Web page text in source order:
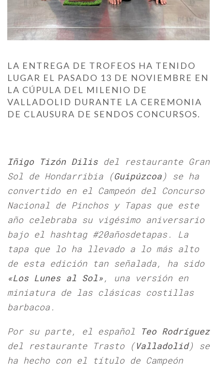
LA ENTREGA DE TROFEOS HA TENIDO
LUGAR EL PASADO 13 DE NOVIEMBRE EN
LA CÚPULA DEL MILENIO DE
VALLADOLID DURANTE LA CEREMONIA
DE CLAUSURA DE SENDOS CONCURSOS.
Iñigo Tizón Dilis del restaurante Gran
Sol de Hondarribia (Guipúzcoa ) se ha
convertido en el Campeón del Concurso
Nacional de Pinchos y Tapas que este
año celebraba su vigésimo aniversario
bajo el hashtag #20añosdetapas. La
tapa que lo ha llevado a lo más alto
de esta edición tan señalada, ha sido
«Los Lunes al Sol» , una versión en
miniatura de las clásicas costillas
barbacoa.
Por su parte, el español
Teo Rodríguez
del restaurante Trasto (Valladolid) se
ha hecho con el título de Campeón